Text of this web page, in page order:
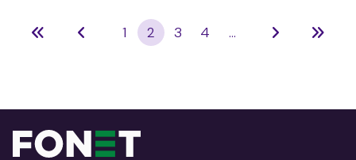
1 2 3 4 ...